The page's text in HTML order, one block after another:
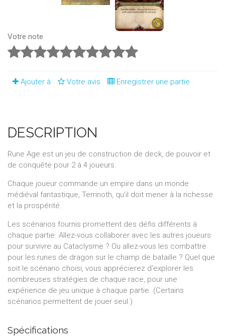
Votre note
Ajouter à Votre avis Enregistrer une partie
DESCRIPTION
Rune Age est un jeu de construction de deck, de pouvoir et
de conquête pour 2 à 4 joueurs.
Chaque joueur commande un empire dans un monde
médiéval fantastique, Terrinoth, qu'il doit mener à la richesse
et la prospérité.
Les scénarios fournis promettent des défis différents à
chaque partie. Allez-vous collaborer avec les autres joueurs
pour survivre au Cataclysme ? Ou allez-vous les combattre
pour les runes de dragon sur le champ de bataille ? Quel que
soit le scénario choisi, vous apprécierez d'explorer les
nombreuses stratégies de chaque race, pour une
expérience de jeu unique à chaque partie. (Certains
scénarios permettent de jouer seul.)
Spécifications